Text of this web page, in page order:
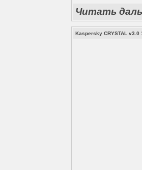
Читать
Kaspersky CRYSTAL v3.0